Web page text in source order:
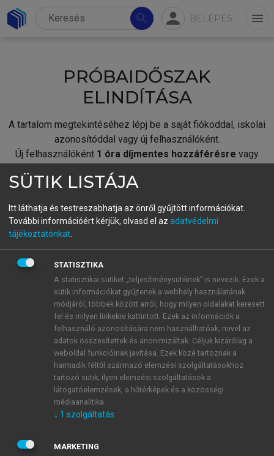
search person BELÉPÉS menu
PRÓBAIDŐSZAK
ELINDÍTÁSA
A tartalom megtekintéséhez lépj be a saját fiókoddal, iskolai
azonosítóddal vagy új felhasználóként.
Új felhasználóként 1 óra díjmentes hozzáférésre vagy
fiókoddal,vagy hozz létre új fiókot.
A regisztráció után apróbaidőszakautomatikusan
BELÉPÉS SAJÁT FIÓKKAL
ÚJ FIÓK LÉTREHOZÁSA
1 óra díjmentes hozzáférés
E-MAIL-CÍM
JELSZÓ
SÜTIK LISTÁJA
Itt láthatja és testreszabhatja az önről gyűjtött információkat.
További információért kérjük, olvasd el az adatvédelmi
tájékoztatónkat
STATISZTIKA
A statisztikai sütiket „teljesítménysütiknek” is nevezik. Ezek a
sütik információkat gyűjtenek a webhely használatának
módjáról, többek között arról, hogy milyen oldalakat keresett
fel és milyen linkekre kattintott. Ezek az információk a
felhasználó azonosítására nem használhatóak, mivel az
adatok összesítettek és anonimizáltak. Céljuk kizárólag a
weboldal funkcióinak javítása. Ezek közé tartoznak a
harmadik féltől származó elemzési szolgáltatásokhoz
tartozó sütik; ilyen elemzési szolgáltatások a
látogatóelemzések, a hőtérképek és a közösségi
médiaanalitika.
↓ 1 szolgáltatás
MARKETING